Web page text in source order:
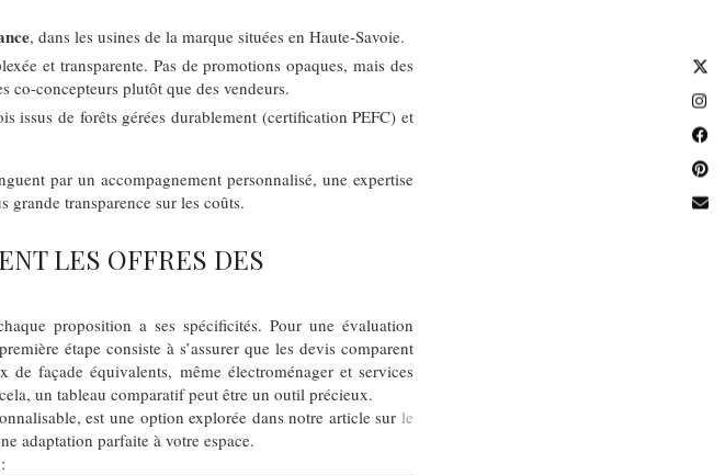
, dans les usines de la marque situées en Haute-Savoie.
et transparente. Pas de promotions opaques, mais des
co-concepteurs plutôt que des vendeurs.
issus de forêts gérées durablement (certification PEFC) et
par un accompagnement personnalisé, une expertise
transparence sur les coûts.
LES OFFRES DES
proposition a ses spécificités. Pour une évaluation
étape consiste à s’assurer que les devis comparent
façade équivalents, même électroménager et services
un tableau comparatif peut être un outil précieux.
est une option explorée dans notre article sur le
adaptation parfaite à votre espace.